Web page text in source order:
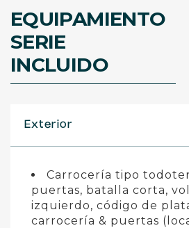
EQUIPAMIENTO
SERIE
INCLUIDO
Exterior
Carrocería tipo
puertas, batalla corta,
izquierdo, código de
carrocería & puertas